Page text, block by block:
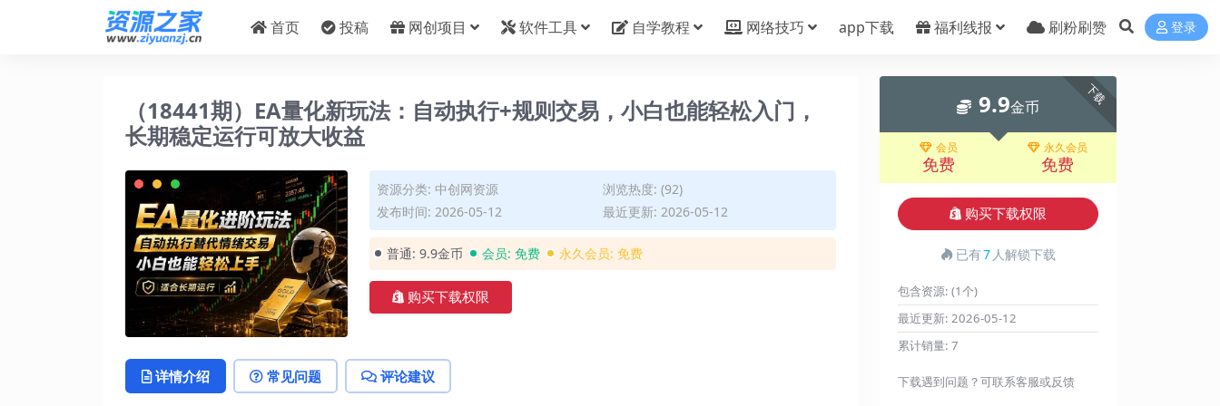
首页 投稿 网创项目 软件工具 自学教程 网络技巧 app下载 福利线报 刷粉刷赞 登录
（18441期）EA量化新玩法：自动执行+规则交易，小白也能轻松入门，
长期稳定运行可放大收益
资源分类: 中创网资源
浏览热度: (92)
发布时间: 2026-05-12
最近更新: 2026-05-12
普通: 9.9金币 会员: 免费 永久会员: 免费
购买下载权限
详情介绍 常见问题 评论建议
下载
9.9金币
会员
免费
永久会员
免费
购买下载权限
已有7 人解锁下载
包含资源: (1个)
最近更新: 2026-05-12
累计销量: 7
下载遇到问题？可联系客服或反馈